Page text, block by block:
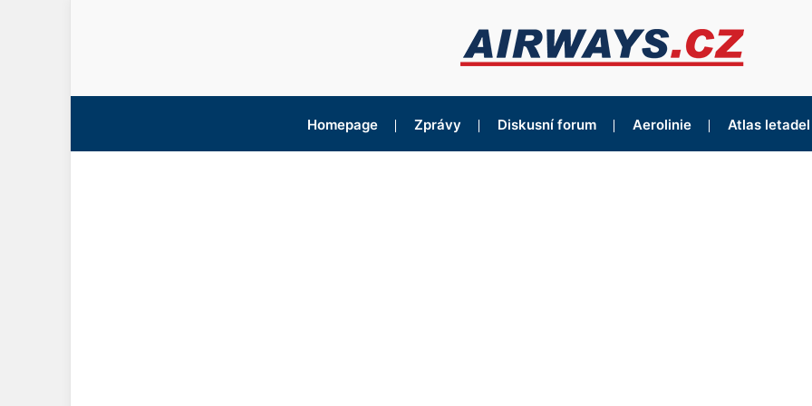
Homepage Zprávy Diskusní forum Aerolinie Atlas letadel